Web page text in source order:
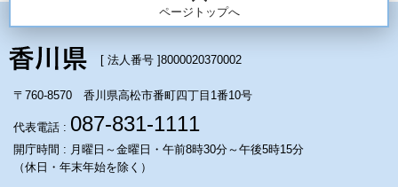
ページトップへ
[ 法人番号 ]8000020370002
〒760-8570 香川県高松市番町四丁目1番10号
代表電話 : 087-831-1111
開庁時間 : 月曜日～金曜日・午前8時30分～午後5時15分
（休日・年末年始を除く）